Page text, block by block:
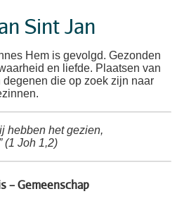
Sint Jan
Hem is gevolgd. Gezonden
en liefde. Plaatsen van
die op zoek zijn naar
hebben het gezien,
(1 Joh 1,2)
– Gemeenschap